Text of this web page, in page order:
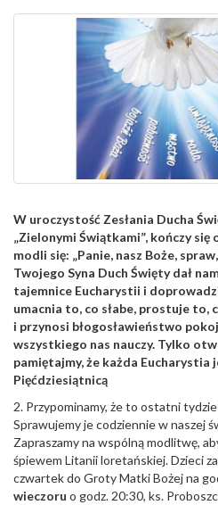
W uroczystość Zesłania Ducha
„Zielonymi Świątkami”, kończy się
modli się: „Panie, nasz Boże,
Twojego Syna Duch Święty dał
tajemnice Eucharystii i
umacnia to, co słabe, prostuje to,
i przynosi błogosławieństwo
wszystkiego nas nauczy. Tylko
pamiętajmy, że każda Eucharystia
Pięćdziesiątnicą
2. Przypominamy, że to ostatni
Sprawujemy je codziennie w naszej
Zapraszamy na wspólną modlitwę,
śpiewem Litanii loretańskiej. Dzieci
czwartek do Groty Matki Bożej na
wieczoru o godz. 20:30, ks.